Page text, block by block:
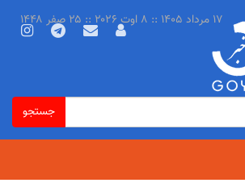
جستجو
۱۷ مرداد ۱۴۰۵ :: ۸ اوت ۲۰۲۶ :: ۲۵ صفر ۱۴۴۸